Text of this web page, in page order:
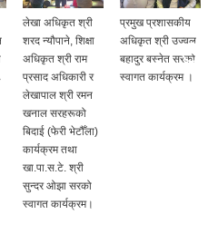
प्रमुख प्रशासकीय
अधिकृत श्री उज्वल
बहादुर बस्नेत सरको
स्वागत कार्यक्रम ।
प्रमुख प्रशासकीय
अधिकृत श्री लेख
बहादुर बस्नेत सरको
फेरि भेटौला (विदाइ)